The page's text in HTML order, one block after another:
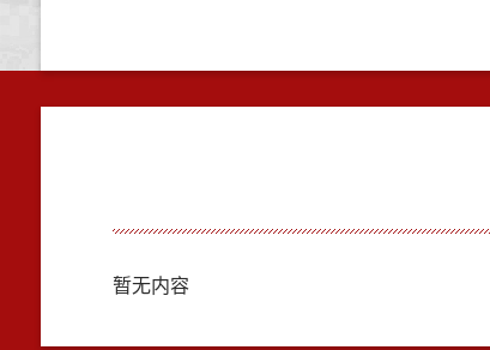
暂无内容